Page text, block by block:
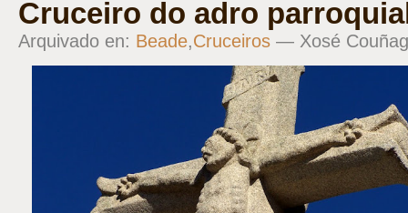
Cruceiro do adro
Arquivado en: Beade,Cruceiros — Xosé